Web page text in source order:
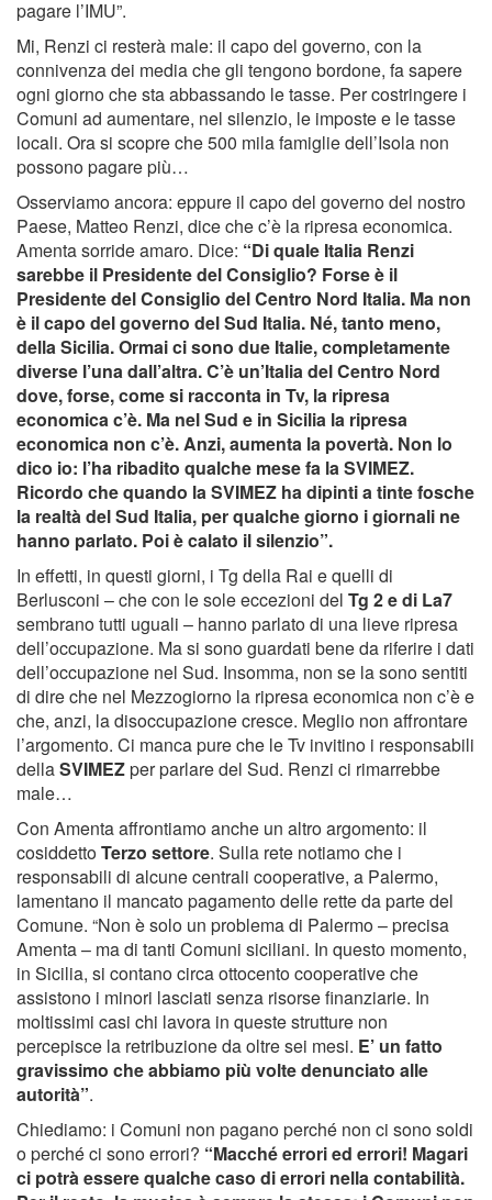
pagare l’IMU”.
Mi, Renzi ci resterà male: il capo del governo, con la
connivenza dei media che gli tengono bordone, fa sapere
ogni giorno che sta abbassando le tasse. Per costringere i
Comuni ad aumentare, nel silenzio, le imposte e le tasse
locali. Ora si scopre che 500 mila famiglie dell’Isola non
possono pagare più…
Osserviamo ancora: eppure il capo del governo del nostro
Paese, Matteo Renzi, dice che c’è la ripresa economica.
Amenta sorride amaro. Dice: “Di quale Italia Renzi
sarebbe il Presidente del Consiglio? Forse è il
Presidente del Consiglio del Centro Nord Italia. Ma non
è il capo del governo del Sud Italia. Né, tanto meno,
della Sicilia. Ormai ci sono due Italie, completamente
diverse l’una dall’altra. C’è un’Italia del Centro Nord
dove, forse, come si racconta in Tv, la ripresa
economica c’è. Ma nel Sud e in Sicilia la ripresa
economica non c’è. Anzi, aumenta la povertà. Non lo
dico io: l’ha ribadito qualche mese fa la SVIMEZ.
Ricordo che quando la SVIMEZ ha dipinti a tinte fosche
la realtà del Sud Italia, per qualche giorno i giornali ne
hanno parlato. Poi è calato il silenzio”.
In effetti, in questi giorni, i Tg della Rai e quelli di
Berlusconi – che con le sole eccezioni del Tg 2 e di La7
sembrano tutti uguali – hanno parlato di una lieve ripresa
dell’occupazione. Ma si sono guardati bene da riferire i dati
dell’occupazione nel Sud. Insomma, non se la sono sentiti
di dire che nel Mezzogiorno la ripresa economica non c’è e
che, anzi, la disoccupazione cresce. Meglio non affrontare
l’argomento. Ci manca pure che le Tv invitino i responsabili
dellaSVIMEZper parlare del Sud. Renzi ci rimarrebbe
male…
Con Amenta affrontiamo anche un altro argomento: il
cosiddettoTerzo settore. Sulla rete notiamo che i
responsabili di alcune centrali cooperative, a Palermo,
lamentano il mancato pagamento delle rette da parte del
Comune. “Non è solo un problema di Palermo – precisa
Amenta – ma di tanti Comuni siciliani. In questo momento,
in Sicilia, si contano circa ottocento cooperative che
assistono i minori lasciati senza risorse finanziarie. In
moltissimi casi chi lavora in queste strutture non
percepisce la retribuzione da oltre sei mesi. E’ un fatto
gravissimo che abbiamo più volte denunciato alle
autorità”.
Chiediamo: i Comuni non pagano perché non ci sono soldi
o perché ci sono errori? “Macché errori ed errori! Magari
ci potrà essere qualche caso di errori nella contabilità.